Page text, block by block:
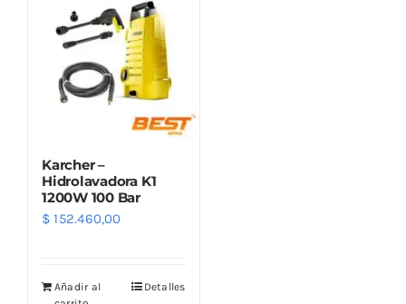
Noticias
Karcher –
Hidrolavadora K1
1200W 100 Bar
$ 152.460,00
Añadir al
Detalles